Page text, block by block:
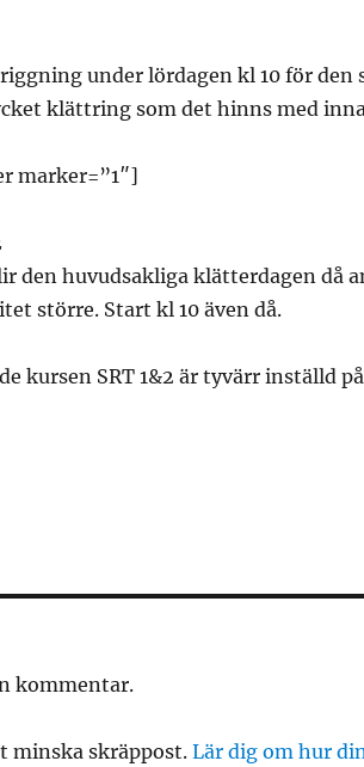
under lördagen kl 10 för den
klättring som det hinns med
marker=”1″]
den huvudsakliga klätterdagen då
större. Start kl 10 även då.
kursen SRT 1&2 är tyvärr inställd
kommentar.
minska skräppost. Lär dig om hur